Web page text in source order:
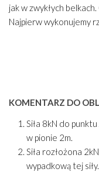
jak w zwykłych
Najpierw wykonujemy
KOMENTARZ DO
Siła 8kN do
w pionie 2m.
Siła rozłożona
wypadkową tej